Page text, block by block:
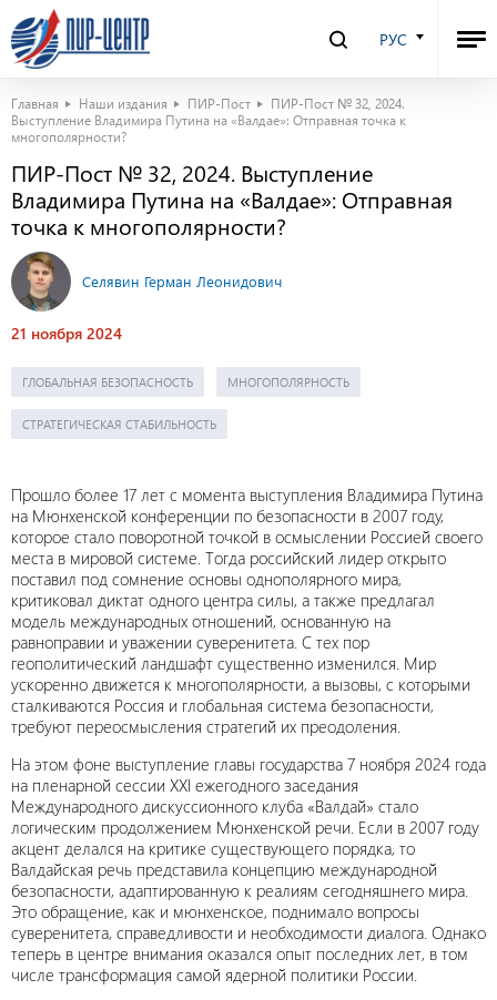
РУС
Главная Наши издания ПИР-Пост
ПИР-Пост № 32, 2024.
Выступление Владимира Путина на «Валдае»: Отправная точка к
многополярности?
ПИР-Пост № 32, 2024. Выступление
Владимира Путина на «Валдае»: Отправная
точка к многополярности?
Селявин Герман Леонидович
21 ноября 2024
ГЛОБАЛЬНАЯ БЕЗОПАСНОСТЬ МНОГОПОЛЯРНОСТЬ
СТРАТЕГИЧЕСКАЯ СТАБИЛЬНОСТЬ
Прошло более 17 лет с момента выступления Владимира Путина
на Мюнхенской конференции по безопасности в 2007 году,
которое стало поворотной точкой в осмыслении Россией своего
места в мировой системе. Тогда российский лидер открыто
поставил под сомнение основы однополярного мира,
критиковал диктат одного центра силы, а также предлагал
модель международных отношений, основанную на
равноправии и уважении суверенитета. С тех пор
геополитический ландшафт существенно изменился. Мир
ускоренно движется к многополярности, а вызовы, с которыми
сталкиваются Россия и глобальная система безопасности,
требуют переосмысления стратегий их преодоления.
На этом фоне выступление главы государства 7 ноября 2024 года
на пленарной сессии XXI ежегодного заседания
Международного дискуссионного клуба «Валдай» стало
логическим продолжением Мюнхенской речи. Если в 2007 году
акцент делался на критике существующего порядка, то
Валдайская речь представила концепцию международной
безопасности, адаптированную к реалиям сегодняшнего мира.
Это обращение, как и мюнхенское, поднимало вопросы
суверенитета, справедливости и необходимости диалога. Однако
теперь в центре внимания оказался опыт последних лет, в том
числе трансформация самой ядерной политики России.